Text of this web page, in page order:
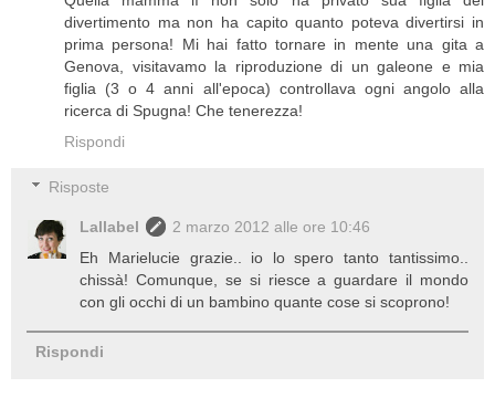
divertimento ma non ha capito quanto poteva divertirsi in
prima persona! Mi hai fatto tornare in mente una gita a
Genova, visitavamo la riproduzione di un galeone e mia
figlia (3 o 4 anni all'epoca) controllava ogni angolo alla
ricerca di Spugna! Che tenerezza!
Rispondi
Risposte
Lallabel
2 marzo 2012 alle ore 10:46
Eh Marielucie grazie.. io lo spero tanto tantissimo..
chissà! Comunque, se si riesce a guardare il mondo
con gli occhi di un bambino quante cose si scoprono!
Rispondi